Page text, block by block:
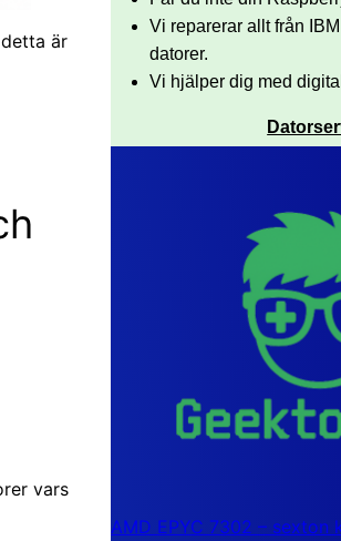
är
vars
Vi reparerar allt från
datorer.
Vi hjälper dig med
AMD EPYC 7302 –